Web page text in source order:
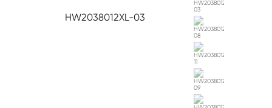
HW2038012XL-03